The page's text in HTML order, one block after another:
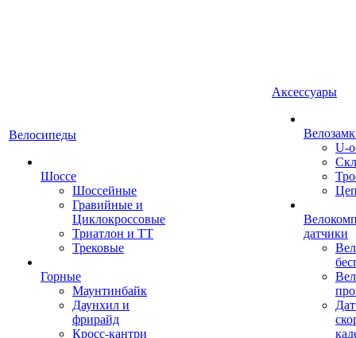
Велосипеды
Шоссе
Шоссейные
Гравийные и
Циклокроссовые
Триатлон и ТТ
Трековые
Горные
Маунтинбайк
Даунхил и
фрирайд
Кросс-кантри
Аксессуары
U-
датчики